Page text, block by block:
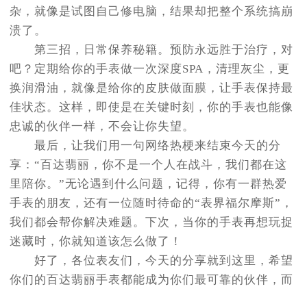
杂，就像是试图自己修电脑，结果却把整个系统搞崩
溃了。
第三招，日常保养秘籍。预防永远胜于治疗，对
吧？定期给你的手表做一次深度SPA，清理灰尘，更
换润滑油，就像是给你的皮肤做面膜，让手表保持最
佳状态。这样，即使是在关键时刻，你的手表也能像
忠诚的伙伴一样，不会让你失望。
最后，让我们用一句网络热梗来结束今天的分
享：“百达翡丽，你不是一个人在战斗，我们都在这
里陪你。”无论遇到什么问题，记得，你有一群热爱
手表的朋友，还有一位随时待命的“表界福尔摩斯”，
我们都会帮你解决难题。下次，当你的手表再想玩捉
迷藏时，你就知道该怎么做了！
好了，各位表友们，今天的分享就到这里，希望
你们的百达翡丽手表都能成为你们最可靠的伙伴，而